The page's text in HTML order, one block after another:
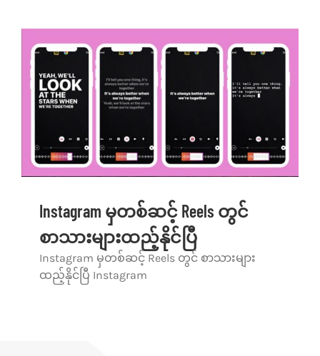
Instagram မှတစ်ဆင့် Reels တွင်
စာသားများထည့်နိုင်ပြီ
Instagram မှတစ်ဆင့် Reels တွင် စာသားများ
ထည့်နိုင်ပြီ Instagram